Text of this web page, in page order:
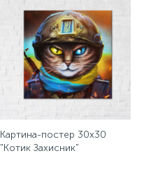
Картина-постер 30х30
"Котик Захисник"